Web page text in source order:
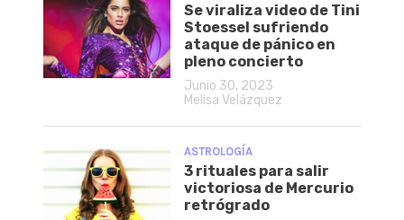
Se viraliza video de Tini
Stoessel sufriendo
ataque de pánico en
pleno concierto
Junio 30, 2023
Melisa Velázquez
ASTROLOGÍA
3 rituales para salir
victoriosa de Mercurio
retrógrado